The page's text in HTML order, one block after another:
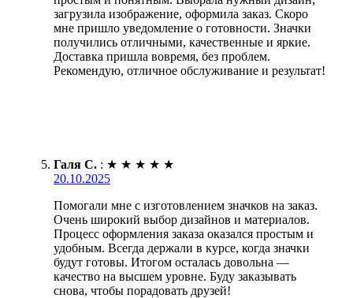
загрузила изображение, оформила заказ. Скоро
мне пришло уведомление о готовности. Значки
получились отличными, качественные и яркие.
Доставка пришла вовремя, без проблем.
Рекомендую, отличное обслуживание и результат!
Галя С. : ★ ★ ★ ★ ★
20.10.2025
Помогали мне с изготовлением значков на заказ.
Очень широкий выбор дизайнов и материалов.
Процесс оформления заказа оказался простым и
удобным. Всегда держали в курсе, когда значки
будут готовы. Итогом осталась довольна —
качество на высшем уровне. Буду заказывать
снова, чтобы порадовать друзей!